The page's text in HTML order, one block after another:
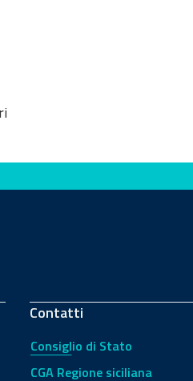
Contatti
Consiglio di Stato
CGA Regione siciliana